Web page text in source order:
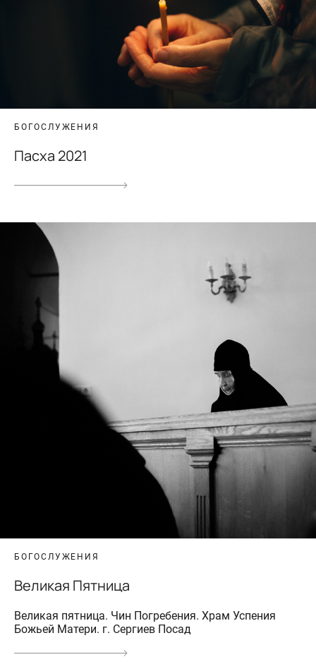
БОГОСЛУЖЕНИЯ
Пасха 2021
БОГОСЛУЖЕНИЯ
Великая Пятница
Великая пятница. Чин Погребения. Храм Успения
Божьей Матери. г. Сергиев Посад